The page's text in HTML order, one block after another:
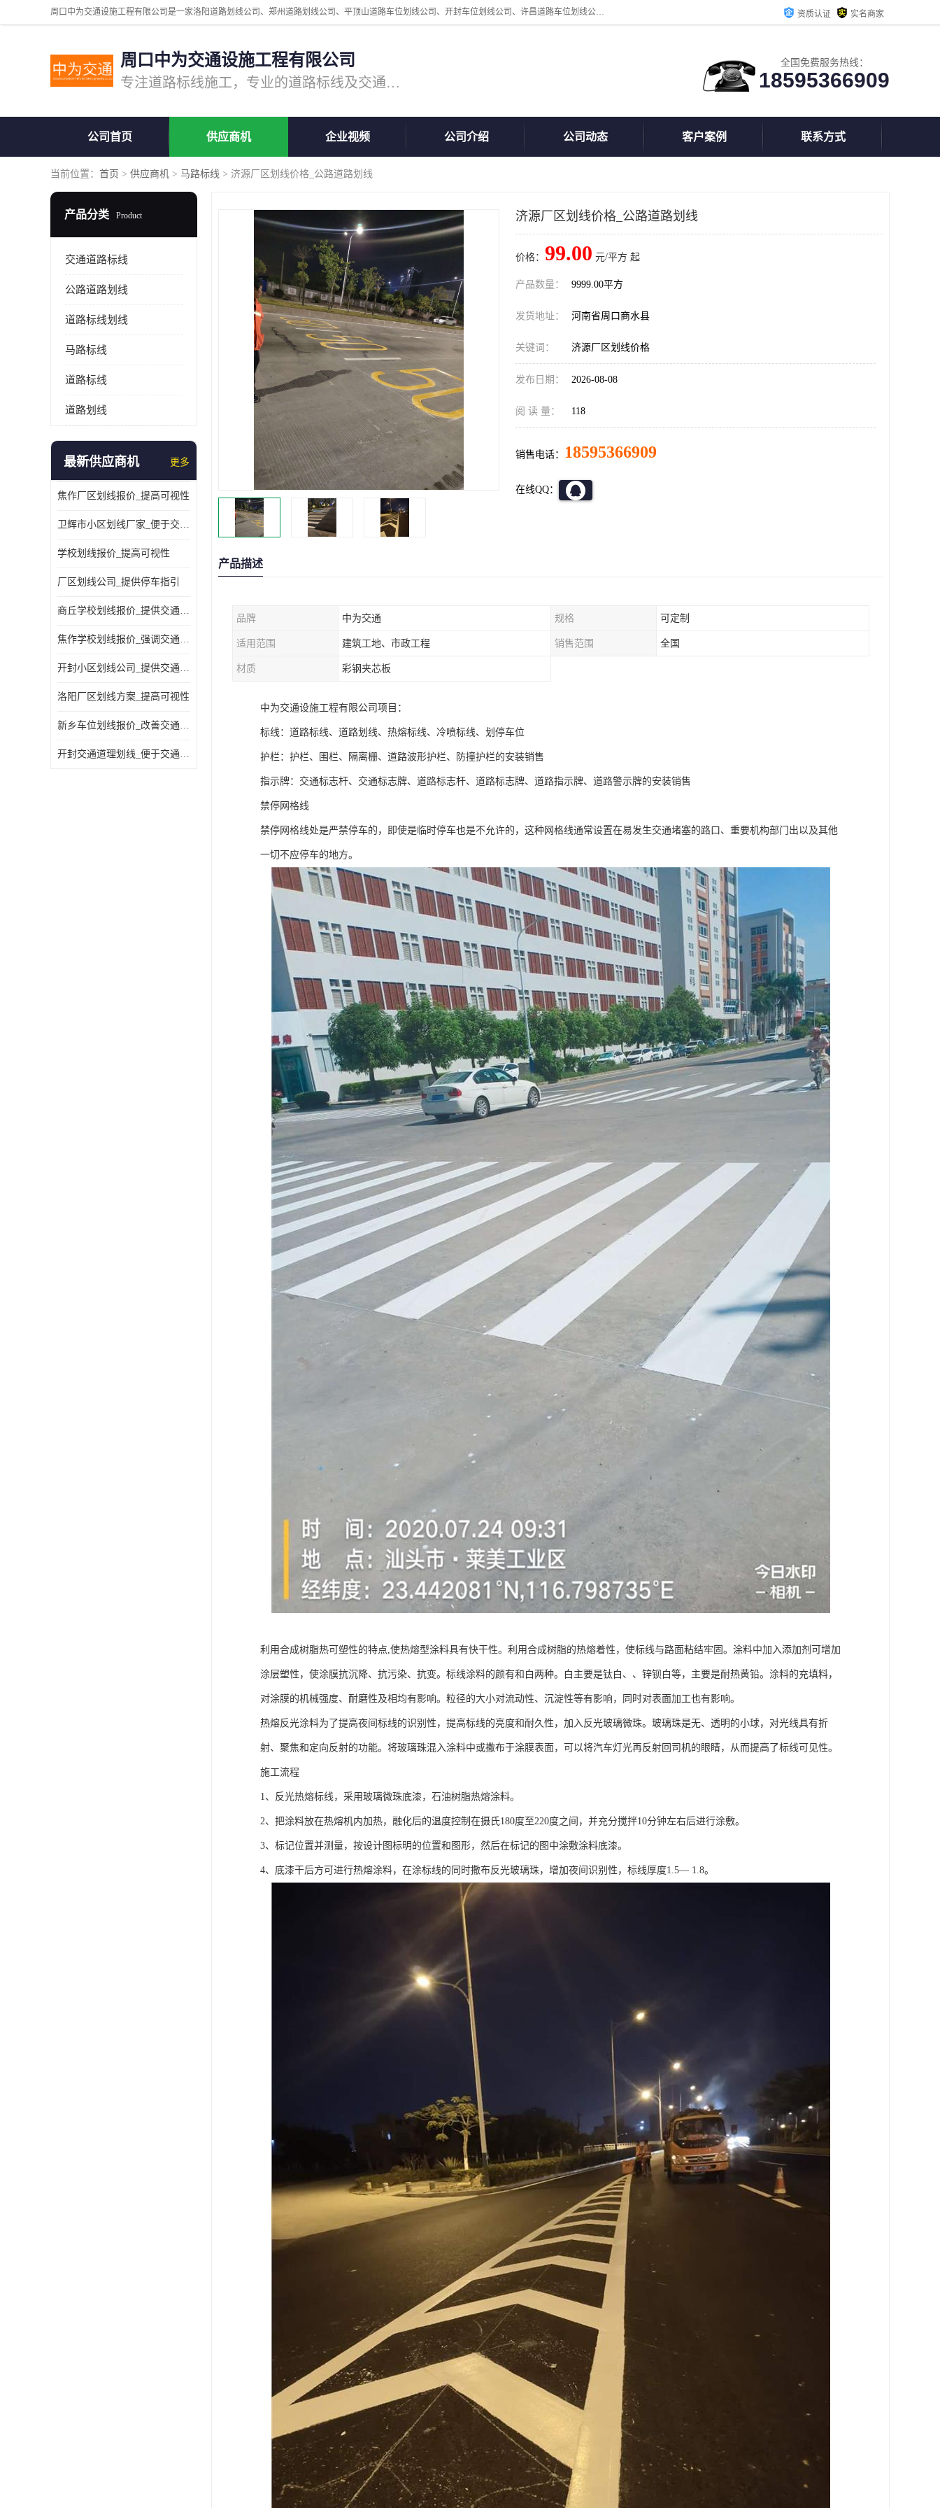
周口中为交通设施工程有限公司是一家洛阳道路划线公司、郑州道路划线公司、平顶山道路车位划线公司、开封车位划线公司、许昌道路车位划线公司、漯河道路车位划线公司，公司始终坚持“诚信、匠心、专注”的宗旨；我们的经营理念是：的服务。 资质认证 实名商家
周口中为交通设施工程有限公司
专注道路标线施工，专业的道路标线及交通设施施工服务商!
全国免费服务热线：
18595366909
公司首页 供应商机 企业视频 公司介绍 公司动态 客户案例 联系方式
当前位置： 首页 > 供应商机 > 马路标线 > 济源厂区划线价格_公路道路划线
产品分类 Product
交通道路标线
公路道路划线
道路标线划线
马路标线
道路标线
道路划线
最新供应商机 更多
焦作厂区划线报价_提高可视性
卫辉市小区划线厂家_便于交通管理
学校划线报价_提高可视性
厂区划线公司_提供停车指引
商丘学校划线报价_提供交通信息
焦作学校划线报价_强调交通规则
开封小区划线公司_提供交通信息
洛阳厂区划线方案_提高可视性
新乡车位划线报价_改善交通效率
开封交通道理划线_便于交通管理
济源厂区划线价格_公路道路划线
价格： 99.00 元/平方 起
产品数量： 9999.00平方
发货地址： 河南省周口商水县
关键词： 济源厂区划线价格
发布日期： 2026-08-08
阅 读 量： 118
销售电话： 18595366909
在线QQ：
产品描述
品牌 中为交通 规格 可定制
适用范围 建筑工地、市政工程 销售范围 全国
材质 彩钢夹芯板
中为交通设施工程有限公司项目：
标线：道路标线、道路划线、热熔标线、冷喷标线、划停车位
护栏：护栏、围栏、隔离栅、道路波形护栏、防撞护栏的安装销售
指示牌：交通标志杆、交通标志牌、道路标志杆、道路标志牌、道路指示牌、道路警示牌的安装销售
禁停网格线
禁停网格线处是严禁停车的，即使是临时停车也是不允许的，这种网格线通常设置在易发生交通堵塞的路口、重要机构部门出以及其他
一切不应停车的地方。
利用合成树脂热可塑性的特点,使热熔型涂料具有快干性。利用合成树脂的热熔着性，使标线与路面粘结牢固。涂料中加入添加剂可增加
涂层塑性，使涂膜抗沉降、抗污染、抗变。标线涂料的颜有和白两种。白主要是钛白、、锌钡白等，主要是耐热黄铅。涂料的充填料，
对涂膜的机械强度、耐磨性及相均有影响。粒径的大小对流动性、沉淀性等有影响，同时对表面加工也有影响。
热熔反光涂料为了提高夜间标线的识别性，提高标线的亮度和耐久性，加入反光玻璃微珠。玻璃珠是无、透明的小球，对光线具有折
射、聚焦和定向反射的功能。将玻璃珠混入涂料中或撒布于涂膜表面，可以将汽车灯光再反射回司机的眼睛，从而提高了标线可见性。
施工流程
1、反光热熔标线，采用玻璃微珠底漆，石油树脂热熔涂料。
2、把涂料放在热熔机内加热，融化后的温度控制在摄氏180度至220度之间，并充分搅拌10分钟左右后进行涂敷。
3、标记位置并测量，按设计图标明的位置和图形，然后在标记的图中涂敷涂料底漆。
4、底漆干后方可进行热熔涂料，在涂标线的同时撒布反光玻璃珠，增加夜间识别性，标线厚度1.5— 1.8。